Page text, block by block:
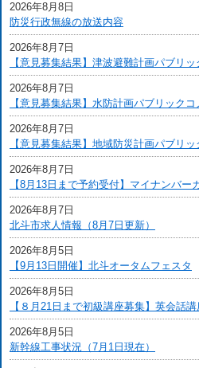
2026年8月8日
防災行政無線の放送内容
2026年8月7日
【意見募集結果】津波避難計画パブリッ
2026年8月7日
【意見募集結果】水防計画パブリックコ
2026年8月7日
【意見募集結果】地域防災計画パブリッ
2026年8月7日
【8月13日まで予約受付】マイナンバー
2026年8月7日
北斗市求人情報（8月7日更新）
2026年8月5日
【9月13日開催】北斗オータムフェスタ
2026年8月5日
【８月21日まで初級講座募集】英会話講
2026年8月5日
新幹線工事状況（7月1日現在）